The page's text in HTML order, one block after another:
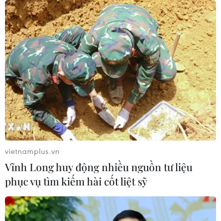
Các trường đại học sẽ xét tuyển thí
sinh Trường THTP chuyên Tuyên
Quang không vi phạm quy chế
06/08/2026 09:44
Toàn cảnh vụ sai phạm điểm
thi trường THPT chuyên Tuyên
Quang
06/08/2026 09:04
Đắk Lắk tháo gỡ khó khăn, đảm bảo
đủ sách giáo khoa cho năm học mới
06/08/2026 04:12
vietnamplus.vn
Vĩnh Long huy động nhiều nguồn tư liệu
phục vụ tìm kiếm hài cốt liệt sỹ